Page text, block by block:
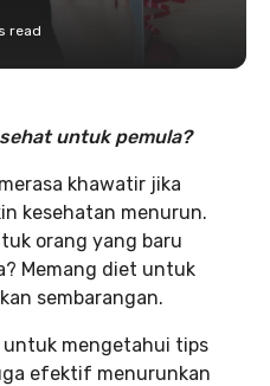
read
untuk pemula?
khawatir jika
kesehatan menurun.
orang yang baru
Memang diet untuk
sembarangan.
mengetahui tips
efektif menurunkan